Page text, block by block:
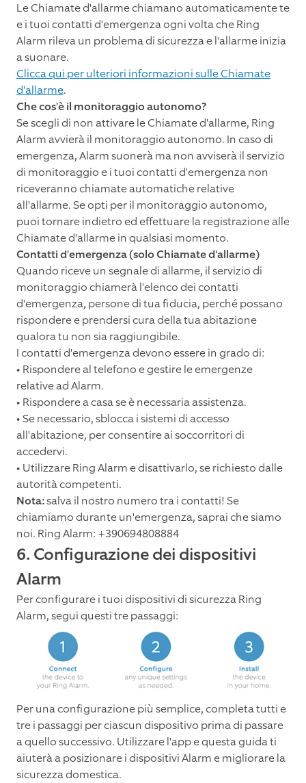
Le Chiamate d'allarme chiamano automaticamente te
e i tuoi contatti d'emergenza ogni volta che Ring
Alarm rileva un problema di sicurezza e l'allarme inizia
a suonare.
Clicca qui per ulteriori informazioni sulle Chiamate
d'allarme.
Che cos'è il monitoraggio autonomo?
Se scegli di non attivare le Chiamate d'allarme, Ring
Alarm avvierà il monitoraggio autonomo. In caso di
emergenza, Alarm suonerà ma non avviserà il servizio
di monitoraggio e i tuoi contatti d'emergenza non
riceveranno chiamate automatiche relative
all'allarme. Se opti per il monitoraggio autonomo,
puoi tornare indietro ed effettuare la registrazione alle
Chiamate d'allarme in qualsiasi momento.
Contatti d'emergenza (solo Chiamate d'allarme)
Quando riceve un segnale di allarme, il servizio di
monitoraggio chiamerà l'elenco dei contatti
d'emergenza, persone di tua fiducia, perché possano
rispondere e prendersi cura della tua abitazione
qualora tu non sia raggiungibile.
I contatti d'emergenza devono essere in grado di:
• Rispondere al telefono e gestire le emergenze
relative ad Alarm.
• Rispondere a casa se è necessaria assistenza.
• Se necessario, sblocca i sistemi di accesso
all'abitazione, per consentire ai soccorritori di
accedervi.
• Utilizzare Ring Alarm e disattivarlo, se richiesto dalle
autorità competenti.
Nota:salva il nostro numero tra i contatti! Se
chiamiamo durante un'emergenza, saprai che siamo
noi. Ring Alarm: +390694808884
6. Configurazione dei dispositivi
Alarm
Per configurare i tuoi dispositivi di sicurezza Ring
Alarm, segui questi tre passaggi:
Per una configurazione più semplice, completa tutti e
tre i passaggi per ciascun dispositivo prima di passare
a quello successivo. Utilizzare l'app e questa guida ti
aiuterà a posizionare i dispositivi Alarm e migliorare la
sicurezza domestica.